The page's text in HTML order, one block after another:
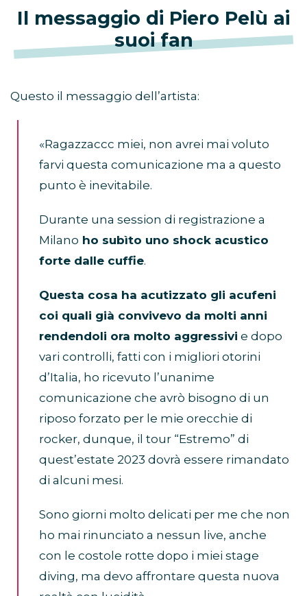
Il messaggio di Piero Pelù ai
suoi fan
Questo il messaggio dell’artista:
«Ragazzaccc miei, non avrei mai voluto
farvi questa comunicazione ma a questo
punto è inevitabile.
Durante una session di registrazione a
Milano ho subìto uno shock acustico
forte dalle cuffie.
Questa cosa ha acutizzato gli acufeni
coi quali già convivevo da molti anni
rendendoli ora molto aggressivi e dopo
vari controlli, fatti con i migliori otorini
d’Italia, ho ricevuto l’unanime
comunicazione che avrò bisogno di un
riposo forzato per le mie orecchie di
rocker, dunque, il tour “Estremo” di
quest’estate 2023 dovrà essere rimandato
di alcuni mesi.
Sono giorni molto delicati per me che non
ho mai rinunciato a nessun live, anche
con le costole rotte dopo i miei stage
diving, ma devo affrontare questa nuova